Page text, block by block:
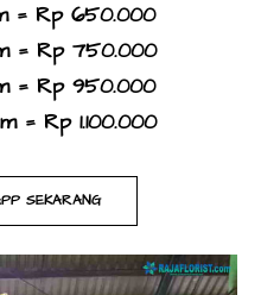
= Rp 650.000
= Rp 750.000
= Rp 950.000
= Rp 1.100.000
SEKARANG